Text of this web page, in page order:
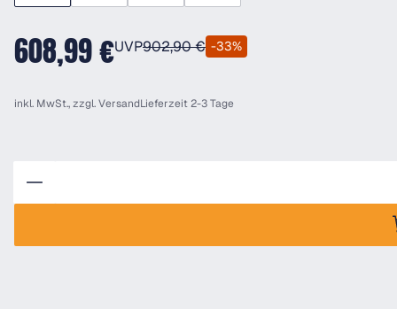
608,99 €UVP902,90 € -33%
inkl. MwSt., zzgl.VersandLieferzeit 2-3 Tage